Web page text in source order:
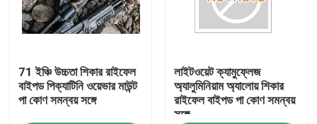
71 ইঞ্চি উচ্চতা শিকার রাইফেল
বাইপড পিক্যাটিনি ওয়েভার মাউন্ট
পা কোণ সমন্বয় সঙ্গে
লাইটওয়েট ক্যামুফ্লেজ
অ্যালুমিনিয়াম অ্যালোয় শিকার
রাইফেল বাইপড পা কোণ সমন্বয়
সঙ্গে